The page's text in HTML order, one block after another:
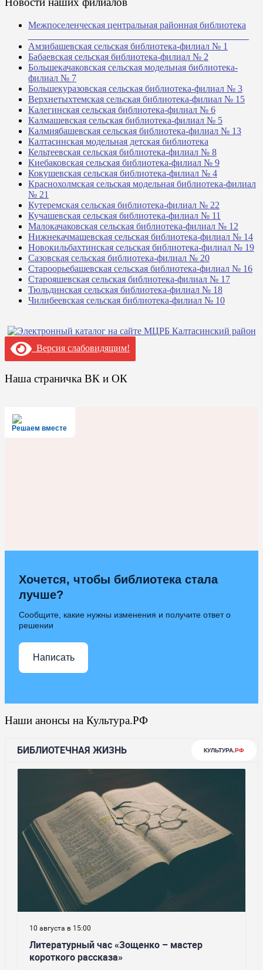
Межпоселенческая центральная районная библиотека
Амзибашевская сельская библиотека-филиал № 1
Бабаевская сельская библиотека-филиал № 2
Большекачаковская сельская модельная библиотека-
филиал № 7
Большекуразовская сельская библиотека-филиал № 3
Верхнетыхтемская сельская библиотека-филиал № 15
Калегинская сельская библиотека-филиал № 6
Калмашевская сельская библиотека-филиал № 5
Калмиябашевская сельская библиотека-филиал № 13
Калтасинская модельная детская библиотека
Кельтеевская сельская библиотека-филиал № 8
Киебаковская сельская библиотека-филиал № 9
Кокушевская сельская библиотека-филиал № 4
Краснохолмская сельская модельная библиотека-филиал
№ 21
Кутеремская сельская библиотека-филиал № 22
Кучашевская сельская библиотека-филиал № 11
Малокачаковская сельская библиотека-филиал № 12
Нижнекачмашевская сельская библиотека-филиал № 14
Новокильбахтинская сельская библиотека-филиал № 19
Сазовская сельская библиотека-филиал № 20
Староорьебашевская сельская библиотека-филиал № 16
Старояшевская сельская библиотека-филиал № 17
Тюльдинская сельская библиотека-филиал № 18
Чилибеевская сельская библиотека-филиал № 10
Версия слабовидящим!
Наша страничка ВК и ОК
Решаем вместе
Хочется, чтобы библиотека стала
лучше?
Сообщите, какие нужны изменения и получите ответ о
решении
Написать
Наши анонсы на Культура.РФ